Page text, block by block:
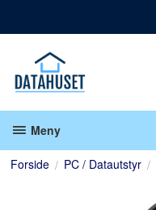
Meny
Forside PC / Datautstyr